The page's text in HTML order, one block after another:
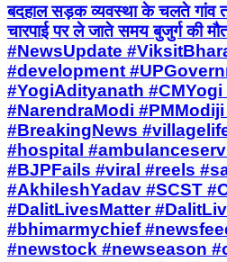
बदहाल सड़क व्यवस्था के चलते गांव
चारपाई पर ले जाते समय बुजुर्ग की
#NewsUpdate
#development
#YogiAdityanath
#NarendraModi
#BreakingNews
#hospital
#BJPFails #viral #reels
#AkhileshYadav #SCST
#DalitLivesMatter
#bhimarmychief
#newstock #newseason